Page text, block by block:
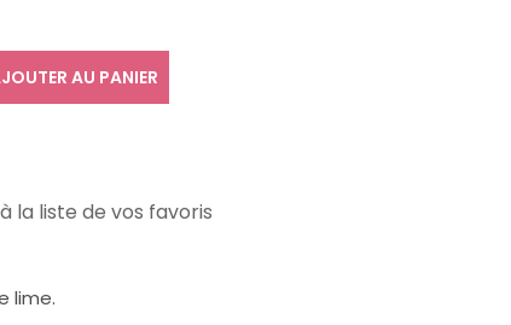
AU PANIER
la liste de vos favoris
lime.